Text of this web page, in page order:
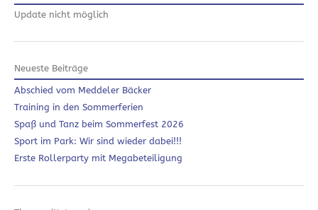
Update nicht möglich
Neueste Beiträge
Abschied vom Meddeler Bäcker
Training in den Sommerferien
Spaß und Tanz beim Sommerfest 2026
Sport im Park: Wir sind wieder dabei!!!
Erste Rollerparty mit Megabeteiligung